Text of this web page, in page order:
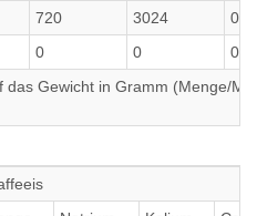
720 3024
0
0 0
0
das Gewicht in Gramm (Menge/